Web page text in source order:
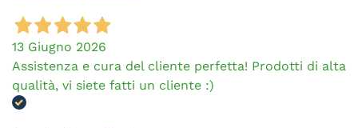
13 Giugno 2026
Assistenza e cura del cliente perfetta! Prodotti di alta
qualità, vi siete fatti un cliente :)